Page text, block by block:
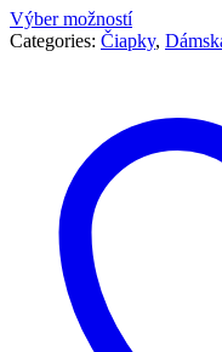
Výber možností
Categories: Čiapky,